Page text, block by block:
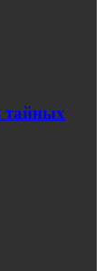
тайных